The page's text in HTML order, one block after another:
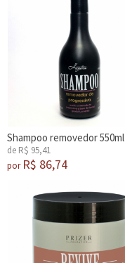
Shampoo removedor 550ml
de R$ 95,41
por R$ 86,74